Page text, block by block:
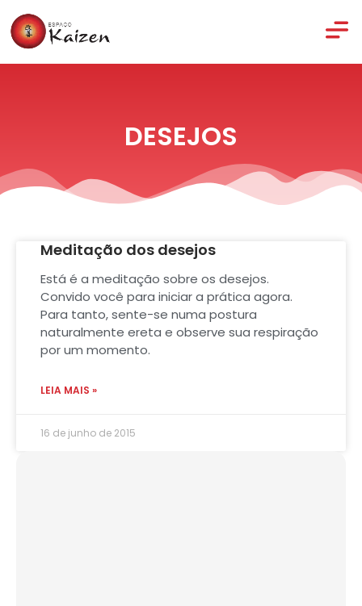
DESEJOS
Meditação dos desejos
Está é a meditação sobre os desejos.
Convido você para iniciar a prática agora.
Para tanto, sente-se numa postura
naturalmente ereta e observe sua respiração
por um momento.
LEIA MAIS »
16 de junho de 2015